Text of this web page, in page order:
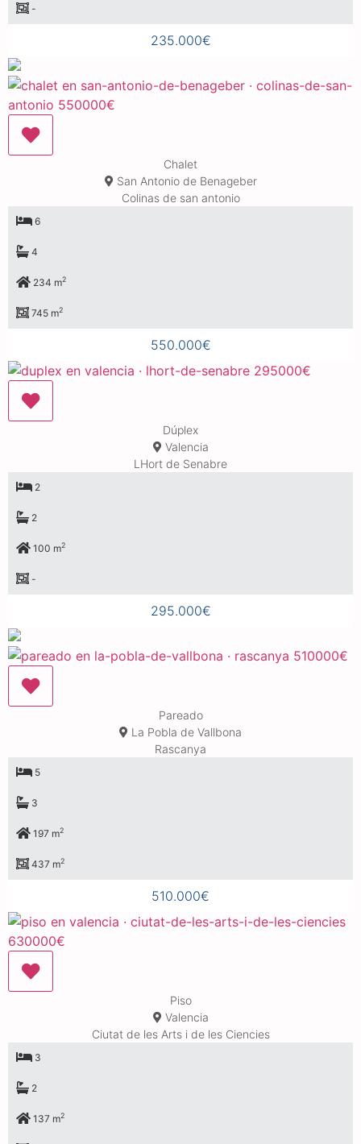
-
235.000€
Chalet
San Antonio de Benageber
Colinas de san antonio
6
4
234 m2
745 m2
550.000€
Dúplex
Valencia
LHort de Senabre
2
2
100 m2
-
295.000€
Pareado
La Pobla de Vallbona
Rascanya
5
3
197 m2
437 m2
510.000€
Piso
Valencia
Ciutat de les Arts i de les Ciencies
3
2
137 m2